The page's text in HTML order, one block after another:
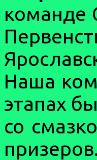
команде
Наша
этапах
со
призеров.